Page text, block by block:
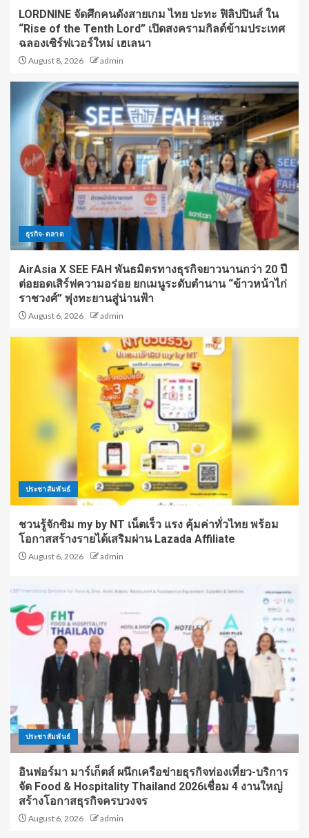
LORDNINE จัดศึกคนดังสายเกม ไทย ปะทะ ฟิลิปปินส์ ใน
“Rise of the Tenth Lord” เปิดสงครามกิลด์ข้ามประเทศ
ฉลองเซิร์ฟเวอร์ใหม่ เฮเลนา
August 8, 2026 admin
ธุรกิจ-ตลาด
AirAsia X SEE FAH พันธมิตรทางธุรกิจยาวนานกว่า 20 ปี
ต่อยอดเสิร์ฟความอร่อย ยกเมนูระดับตำนาน “ข้าวหน้าไก่
ราชวงศ์” พุ่งทะยานสู่น่านฟ้า
August 6, 2026 admin
ประชาสัมพันธ์
ชวนรู้จักซิม my by NT เน็ตเร็ว แรง คุ้มค่าทั่วไทย พร้อม
โอกาสสร้างรายได้เสริมผ่าน Lazada Affiliate
August 6, 2026 admin
ประชาสัมพันธ์
อินฟอร์มา มาร์เก็ตส์ ผนึกเครือข่ายธุรกิจท่องเที่ยว-บริการ
จัด Food & Hospitality Thailand 2026เชื่อม 4 งานใหญ่
สร้างโอกาสธุรกิจครบวงจร
August 6, 2026 admin